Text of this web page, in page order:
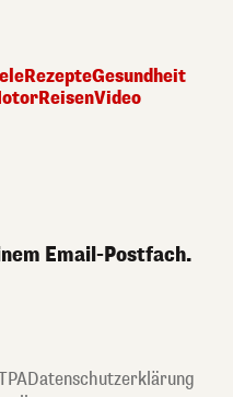
RezepteGesundheit
ReisenVideo
Email-Postfach.
Datenschutzerklärung